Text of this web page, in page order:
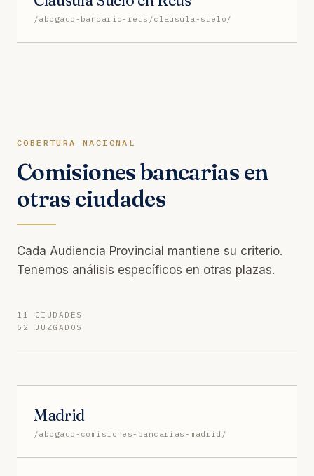
/abogado-bancario-reus/clausula-suelo/
COBERTURA NACIONAL
Comisiones bancarias en
otras ciudades
Cada Audiencia Provincial mantiene su criterio.
Tenemos análisis específicos en otras plazas.
11 CIUDADES
52 JUZGADOS
Madrid
/abogado-comisiones-bancarias-madrid/